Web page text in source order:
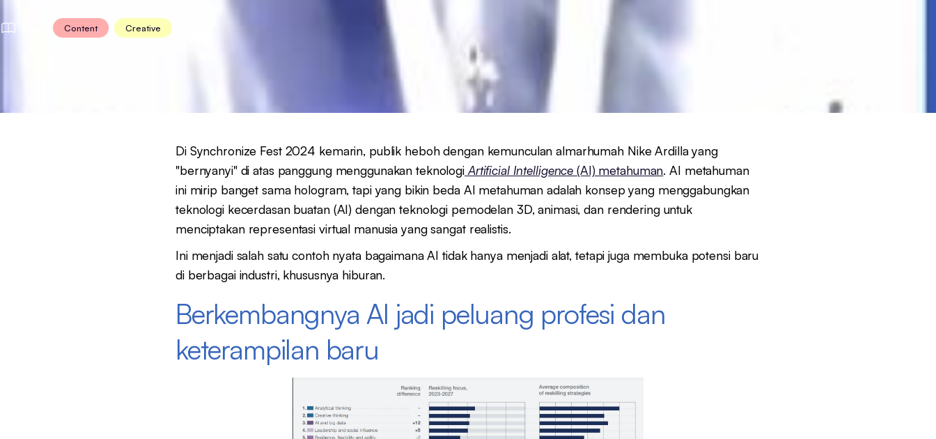
Content Creative
Di Synchronize Fest 2024 kemarin, publik heboh dengan kemunculan almarhumah Nike Ardilla yang
"bernyanyi" di atas panggung menggunakan teknologi Artificial Intelligence(AI) metahuman. AI metahuman
ini mirip banget sama hologram, tapi yang bikin beda AI metahuman adalah konsep yang menggabungkan
teknologi kecerdasan buatan (AI) dengan teknologi pemodelan 3D, animasi, dan rendering untuk
menciptakan representasi virtual manusia yang sangat realistis.
Ini menjadi salah satu contoh nyata bagaimana AI tidak hanya menjadi alat, tetapi juga membuka potensi baru
di berbagai industri, khususnya hiburan.
Berkembangnya AI jadi peluang profesi dan
keterampilan baru